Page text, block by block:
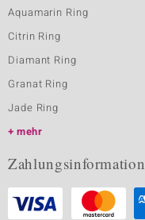
Aquamarin Ring
Citrin Ring
Diamant Ring
Granat Ring
Jade Ring
mehr
Zahlungsinformation